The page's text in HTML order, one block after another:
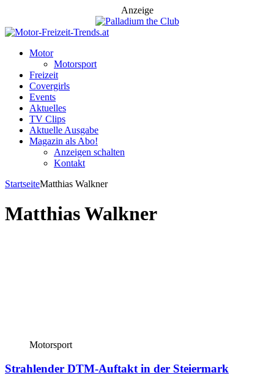
Anzeige
Motor
Motorsport
Freizeit
Covergirls
Events
Aktuelles
TV Clips
Aktuelle Ausgabe
Magazin als Abo!
Anzeigen schalten
Kontakt
StartseiteMatthias Walkner
Matthias Walkner
Motorsport
Strahlender DTM-Auftakt in der Steiermark